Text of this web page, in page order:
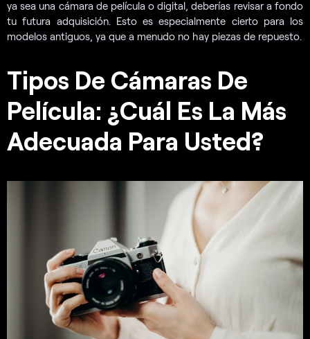
ya sea una cámara de película o digital, deberías revisar a fondo
tu futura adquisición. Esto es especialmente cierto para los
modelos antiguos, ya que a menudo no hay piezas de repuesto.
Tipos De Cámaras De
Película: ¿Cuál Es La Más
Adecuada Para Usted?